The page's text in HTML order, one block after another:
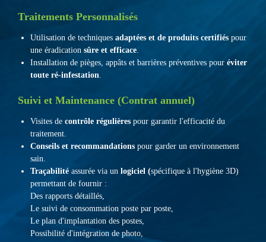
Traitements Personnalisés
Utilisation de techniques adaptées et de produits certifiés pour
une éradication sûre et efficace.
Installation de pièges, appâts et barrières préventives pour éviter
toute ré-infestation.
Suivi et Maintenance (Contrat annuel)
Visites de contrôle régulières pour garantir l'efficacité du
traitement.
Conseils et recommandations pour garder un environnement
sain.
Traçabilité assurée via un logiciel (spécifique à l'hygiène 3D)
permettant de fournir :
Des rapports détaillés,
Le suivi de consommation poste par poste,
Le plan d'implantation des postes,
Possibilité d'intégration de photo,